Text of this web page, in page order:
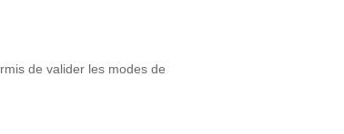
de valider les modes de